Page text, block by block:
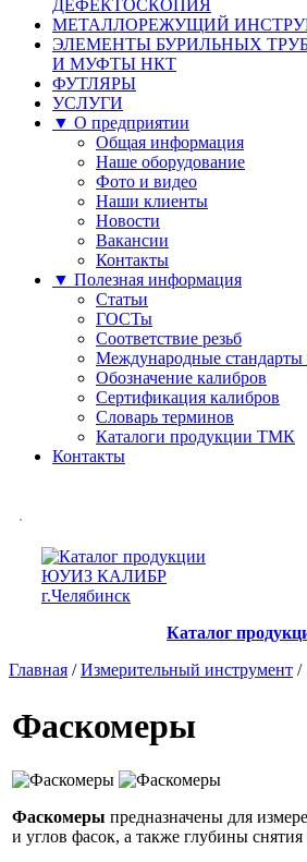
ДЕФЕКТОСКОПИЯ
МЕТАЛЛОРЕЖУЩИЙ
ЭЛЕМЕНТЫ БУРИЛЬНЫХ
И МУФТЫ НКТ
ФУТЛЯРЫ
УСЛУГИ
▼ О предприятии
Общая информация
Наше оборудование
Фото и видео
Наши клиенты
Новости
Вакансии
Контакты
▼ Полезная информация
Статьи
ГОСТы
Соответствие резьб
Международные стандарты
Обозначение калибров
Сертификация калибров
Словарь терминов
Каталоги продукции ТМК
Контакты
Каталог
Главная /Измерительный инструмент /
Фаскомеры
Фаскомеры предназначены для
и углов фасок, а также глубины снятия